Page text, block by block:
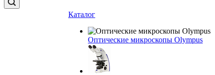
Каталог
Оптические микроскопы Olympus